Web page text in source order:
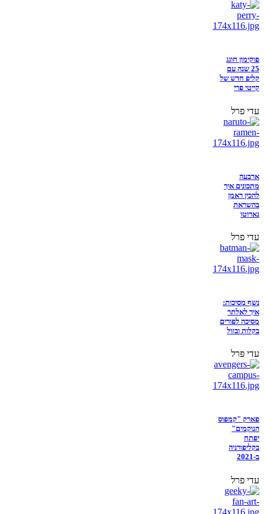
פוקימון חוגג
25 שנה עם
קליפ חדש של
קייטי פרי
עדי פרל
ארבעה
מתכונים איך
להכין ראמן
בהשראת
נארוטו
עדי פרל
נשף מסיכות:
איך לאלתר
מסיכה לפורים
בקלות ובזול
עדי פרל
פארק "קמפוס
הנוקמים"
יפתח
בקליפורניה
ב-2021
עדי פרל